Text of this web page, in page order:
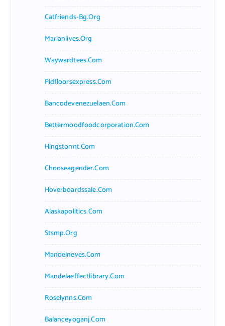
Catfriends-Bg.org
Marianlives.org
Waywardtees.com
Pidfloorsexpress.com
Bancodevenezuelaen.com
Bettermoodfoodcorporation.com
Hingstonnt.com
Chooseagender.com
Hoverboardssale.com
Alaskapolitics.com
Stsmp.org
Manoelneves.com
Mandelaeffectlibrary.com
Roselynns.com
Balanceyoganj.com